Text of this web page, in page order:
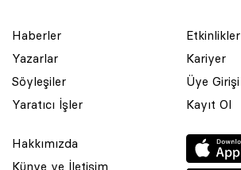
Haberler
Yazarlar
Söyleşiler
Yaratıcı İşler
Etkinlikler
Kariyer
Üye Girişi
Kayıt Ol
Hakkımızda
Künye ve İletişim